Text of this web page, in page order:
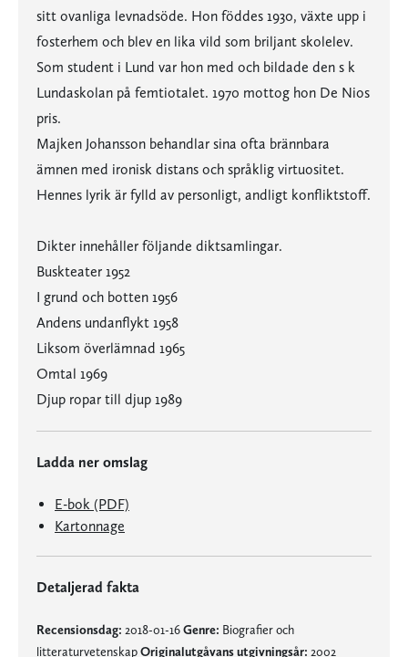
sitt ovanliga levnadsöde. Hon föddes 1930, växte upp i
fosterhem och blev en lika vild som briljant skolelev.
Som student i Lund var hon med och bildade den s k
Lundaskolan på femtiotalet. 1970 mottog hon De Nios
pris.
Majken Johansson behandlar sina ofta brännbara
ämnen med ironisk distans och språklig virtuositet.
Hennes lyrik är fylld av personligt, andligt konfliktstoff.
Dikter innehåller följande diktsamlingar.
Buskteater 1952
I grund och botten 1956
Andens undanflykt 1958
Liksom överlämnad 1965
Omtal 1969
Djup ropar till djup 1989
Ladda ner omslag
E-bok (PDF)
Kartonnage
Detaljerad fakta
Recensionsdag: 2018-01-16Genre: Biografier och
litteraturvetenskapOriginalutgåvans utgivningsår: 2002